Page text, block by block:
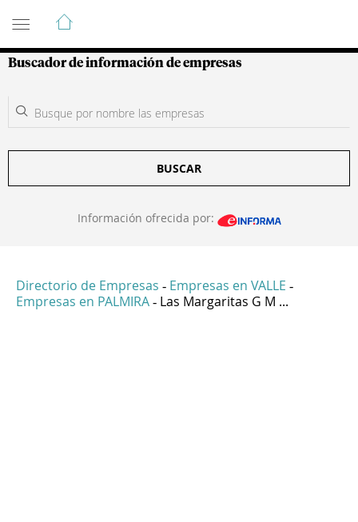
Guía de Empresas Colombianas
Buscador de información de empresas
BUSCAR
Información ofrecida por:
Directorio de Empresas - Empresas en VALLE -
Empresas en PALMIRA - Las Margaritas G M ...